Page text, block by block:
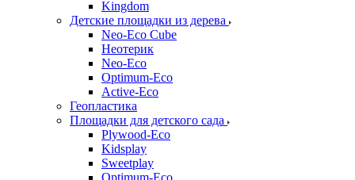
Kingdom
Детские площадки из дерева
Neo-Eco Cube
Неотерик
Neo-Eco
Оptimum-Еco
Active-Eco
Геопластика
Площадки для детского сада
Plywood-Eco
Kidsplay
Sweetplay
Оptimum-Еco